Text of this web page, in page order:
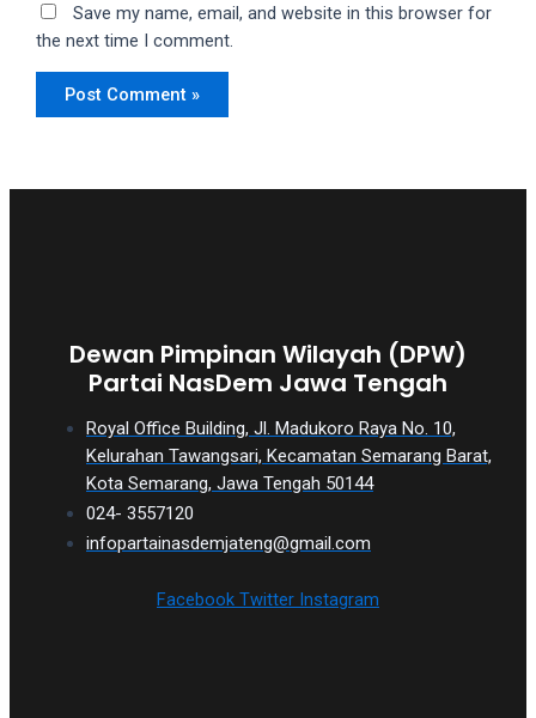
Save my name, email, and website in this browser for
the next time I comment.
Dewan Pimpinan Wilayah (DPW)
Partai NasDem Jawa Tengah
Royal Office Building, Jl. Madukoro Raya No. 10,
Kelurahan Tawangsari, Kecamatan Semarang Barat,
Kota Semarang, Jawa Tengah 50144
024- 3557120
infopartainasdemjateng@gmail.com
Facebook Twitter Instagram